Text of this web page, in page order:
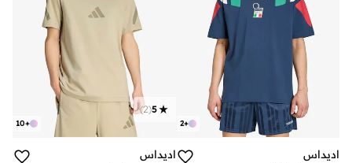
+
2
اديداس
+
10
5
(
2
)
اديداس